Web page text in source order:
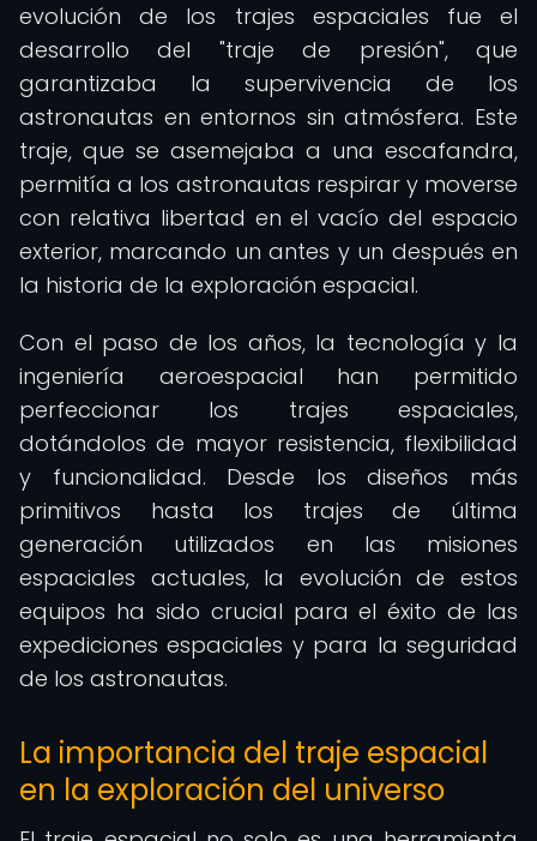
evolución de los trajes espaciales fue el
desarrollo del "traje de presión", que
garantizaba la supervivencia de los
astronautas en entornos sin atmósfera. Este
traje, que se asemejaba a una escafandra,
permitía a los astronautas respirar y moverse
con relativa libertad en el vacío del espacio
exterior, marcando un antes y un después en
la historia de la exploración espacial.
Con el paso de los años, la tecnología y la
ingeniería aeroespacial han permitido
perfeccionar los trajes espaciales,
dotándolos de mayor resistencia, flexibilidad
y funcionalidad. Desde los diseños más
primitivos hasta los trajes de última
generación utilizados en las misiones
espaciales actuales, la evolución de estos
equipos ha sido crucial para el éxito de las
expediciones espaciales y para la seguridad
de los astronautas.
La importancia del traje espacial
en la exploración del universo